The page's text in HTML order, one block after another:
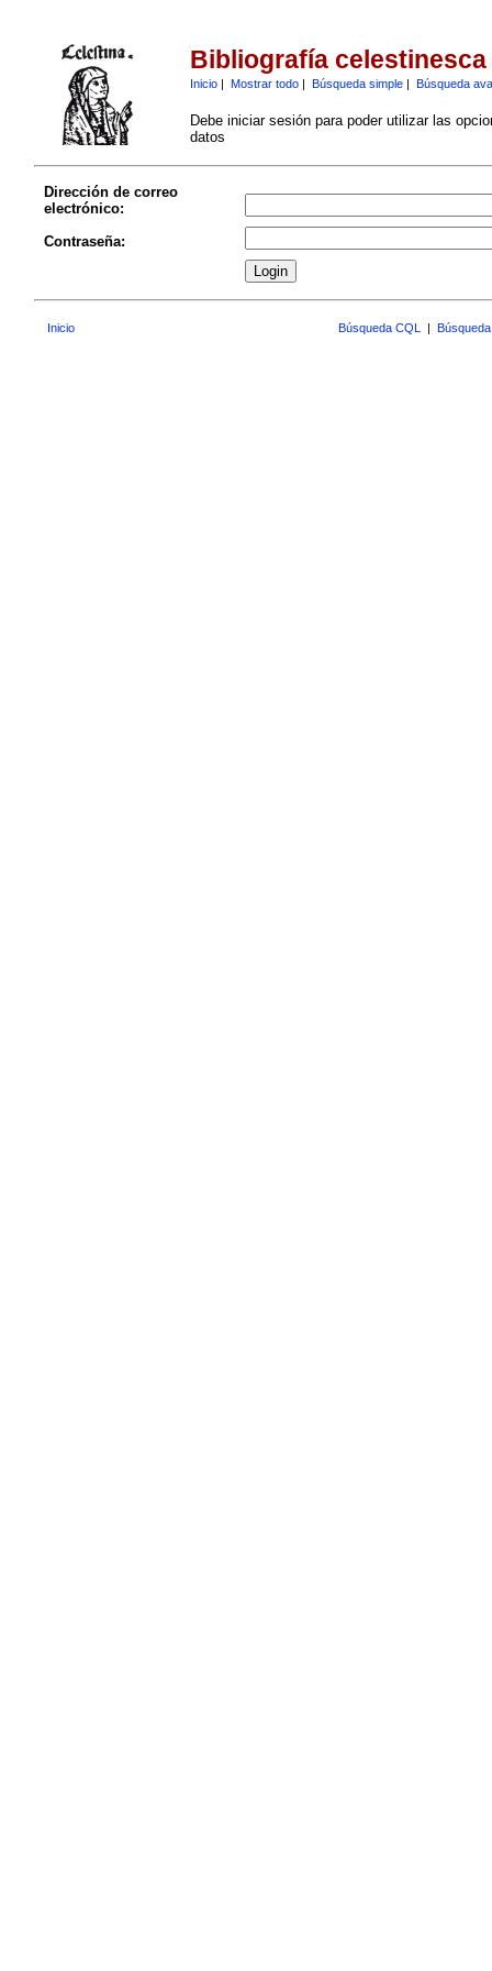
Bibliografía celestinesca
Inicio| Mostrar todo| Búsqueda simple| Búsqueda
Debe iniciar sesión para poder utilizar las
datos
Dirección de correo
electrónico:
Contraseña:
Inicio Búsqueda CQL |